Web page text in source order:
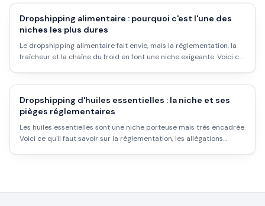
Dropshipping alimentaire : pourquoi c'est l'une des
niches les plus dures
Le dropshipping alimentaire fait envie, mais la réglementation, la
fraîcheur et la chaîne du froid en font une niche exigeante. Voici ce
Dropshipping d'huiles essentielles : la niche et ses
pièges réglementaires
Les huiles essentielles sont une niche porteuse mais très encadrée.
Voici ce qu'il faut savoir sur la réglementation, les allégations